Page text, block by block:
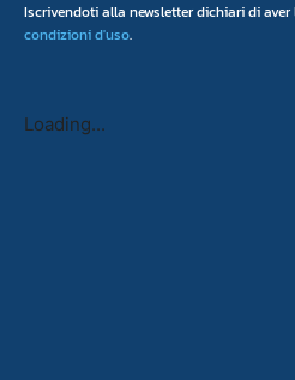
Iscrivendoti alla newsletter dichiari di
condizioni d'uso.
Loading...